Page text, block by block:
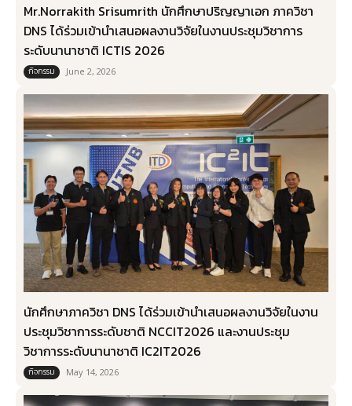
Mr.Norrakith Srisumrith นักศึกษาปริญญาเอก ภาควิชา
DNS ได้ร่วมเข้านำเสนอผลงานวิจัยในงานประชุมวิชาการ
ระดับนานาชาติ ICTIS 2026
กิจกรรม June 2, 2026
นักศึกษาภาควิชา DNS ได้ร่วมเข้านำเสนอผลงานวิจัยในงาน
ประชุมวิชาการระดับชาติ NCCIT2026 และงานประชุม
วิชาการระดับนานาชาติ IC2IT2026
กิจกรรม May 14, 2026